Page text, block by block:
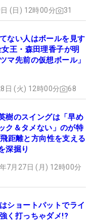
(日) 12時00分 31
ない人はボールを見す
王・森田理香子が明
マ先前の仮想ボール」
日 (火) 12時00分 68
樹のスイングは「早め
ク＆タメない」のが特
距離と方向性を支える
深掘り
7月27日 (月) 12時00分
ショートパットでライ
く打っちゃダメ!?